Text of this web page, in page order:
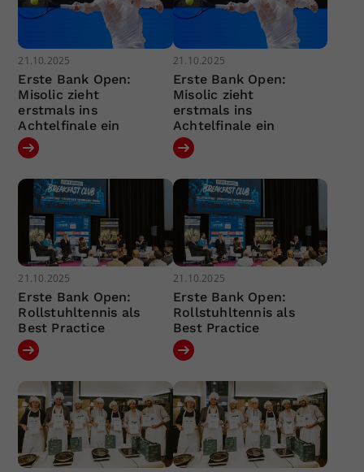
21.10.2025
Erste Bank Open:
Misolic zieht
erstmals ins
Achtelfinale ein
21.10.2025
Erste Bank Open:
Misolic zieht
erstmals ins
Achtelfinale ein
21.10.2025
Erste Bank Open:
Rollstuhltennis als
Best Practice
21.10.2025
Erste Bank Open:
Rollstuhltennis als
Best Practice